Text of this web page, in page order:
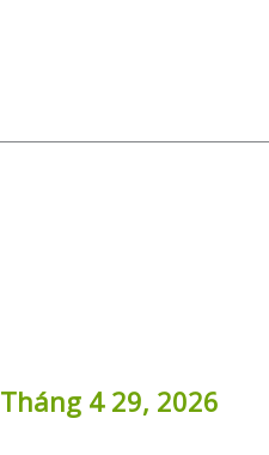
Tháng 4 29, 2026